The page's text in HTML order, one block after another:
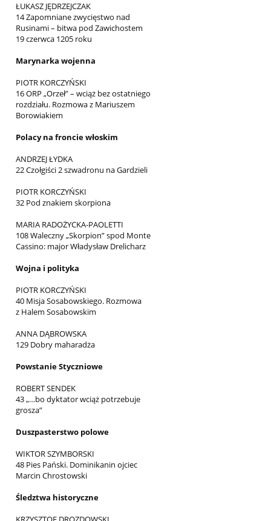
ŁUKASZ JĘDRZEJCZAK
14 Zapomniane zwycięstwo nad
Rusinami – bitwa pod Zawichostem
19 czerwca 1205 roku
Marynarka wojenna
PIOTR KORCZYŃSKI
16 ORP „Orzeł” – wciąż bez ostatniego
rozdziału. Rozmowa z Mariuszem
Borowiakiem
Polacy na froncie włoskim
ANDRZEJ ŁYDKA
22 Czołgiści 2 szwadronu na Gardzieli
PIOTR KORCZYŃSKI
32 Pod znakiem skorpiona
MARIA RADOŻYCKA-PAOLETTI
108 Waleczny „Skorpion” spod Monte
Cassino: major Władysław Drelicharz
Wojna i polityka
PIOTR KORCZYŃSKI
40 Misja Sosabowskiego. Rozmowa
z Halem Sosabowskim
ANNA DĄBROWSKA
129 Dobry maharadża
Powstanie Styczniowe
ROBERT SENDEK
43 „…bo dyktator wciąż potrzebuje
grosza”
Duszpasterstwo polowe
WIKTOR SZYMBORSKI
48 Pies Pański. Dominikanin ojciec
Marcin Chrostowski
Śledztwa historyczne